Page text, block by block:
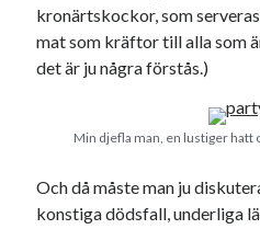
kronärtskockor, som
mat som kräftor till alla som
det är ju några förstås.)
Min djefla man, en lustiger hatt
Och då måste man ju
konstiga dödsfall, underliga